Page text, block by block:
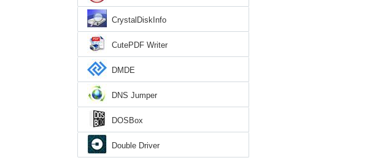
CrystalDiskInfo
CutePDF Writer
DMDE
DNS Jumper
DOSBox
Double Driver